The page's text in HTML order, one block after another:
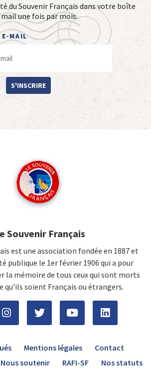
du Souvenir Français dans votre boîte
mail une fois par mois.
E-MAIL
S'INSCRIRE
Souvenir Français
est une association fondée en 1887 et
publique le 1er février 1906 qui a pour
la mémoire de tous ceux qui sont morts
qu’ils soient Français ou étrangers.
Mentions légales
Contact
Nous soutenir RAFI-SF Nos statuts